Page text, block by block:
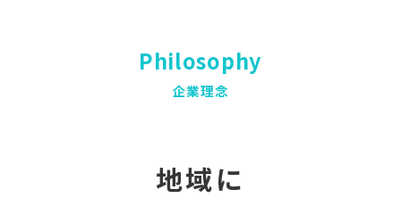
Philosophy
企業理念
地域に